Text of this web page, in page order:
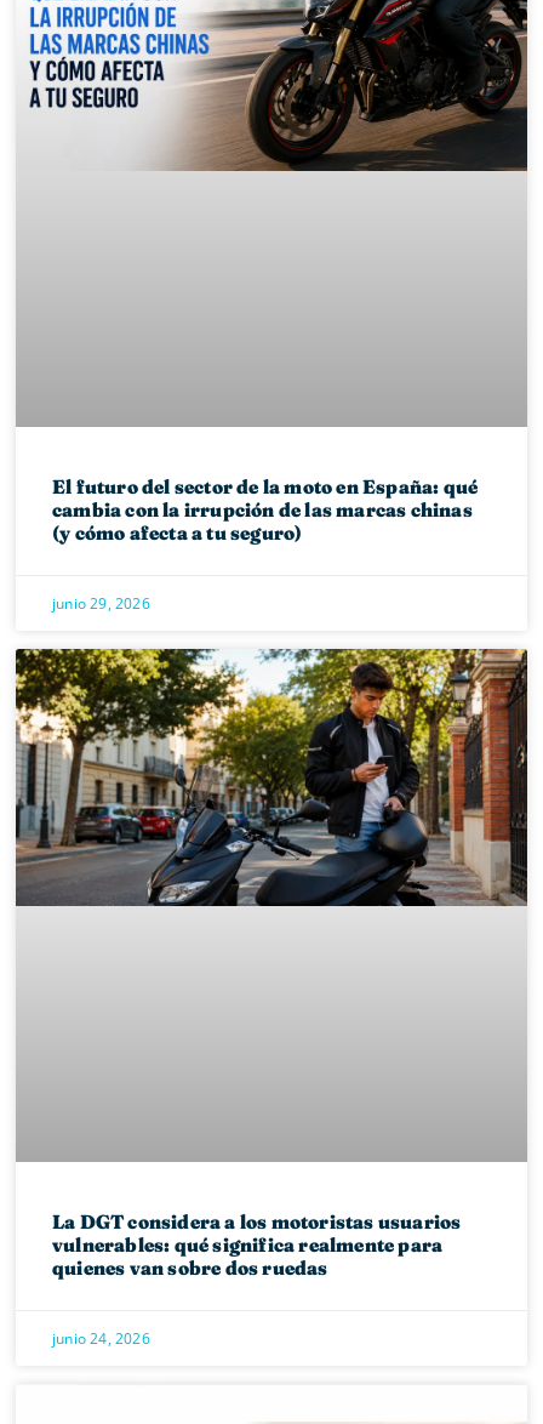
El futuro del sector de la moto en España: qué
cambia con la irrupción de las marcas chinas
(y cómo afecta a tu seguro)
junio 29, 2026
La DGT considera a los motoristas usuarios
vulnerables: qué significa realmente para
quienes van sobre dos ruedas
junio 24, 2026